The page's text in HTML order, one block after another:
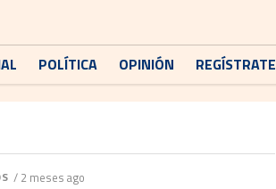
POLÍTICA OPINIÓN REGÍSTRATE
/ 2 meses ago